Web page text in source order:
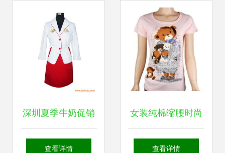
心缝制未来
深圳夏季牛奶促销
服清新套装 厂家批
查看详情
女装纯棉缩腰时尚
印花T恤 工厂直
查看详情